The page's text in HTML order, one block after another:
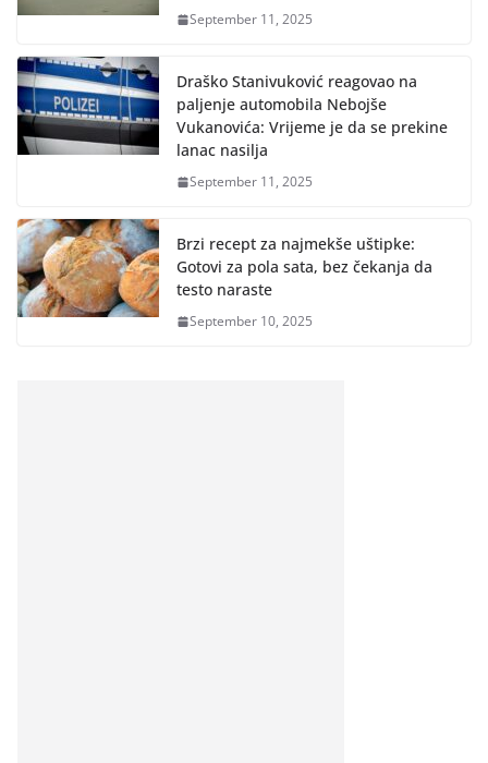
September 11, 2025
Draško Stanivuković reagovao na
paljenje automobila Nebojše
Vukanovića: Vrijeme je da se prekine
lanac nasilja
September 11, 2025
Brzi recept za najmekše uštipke:
Gotovi za pola sata, bez čekanja da
testo naraste
September 10, 2025